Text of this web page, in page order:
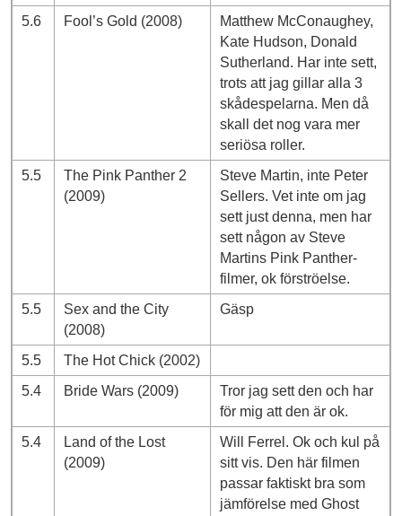
5.6
Fool’s Gold (2008)
Matthew McConaughey,
Kate Hudson, Donald
Sutherland. Har inte sett,
trots att jag gillar alla 3
skådespelarna. Men då
skall det nog vara mer
seriösa roller.
5.5
The Pink Panther 2
(2009)
Steve Martin, inte Peter
Sellers. Vet inte om jag
sett just denna, men har
sett någon av Steve
Martins Pink Panther-
filmer, ok förströelse.
5.5
Sex and the City
(2008)
Gäsp
5.5
The Hot Chick (2002)
5.4
Bride Wars (2009)
Tror jag sett den och har
för mig att den är ok.
5.4
Land of the Lost
(2009)
Will Ferrel. Ok och kul på
sitt vis. Den här filmen
passar faktiskt bra som
jämförelse med Ghost